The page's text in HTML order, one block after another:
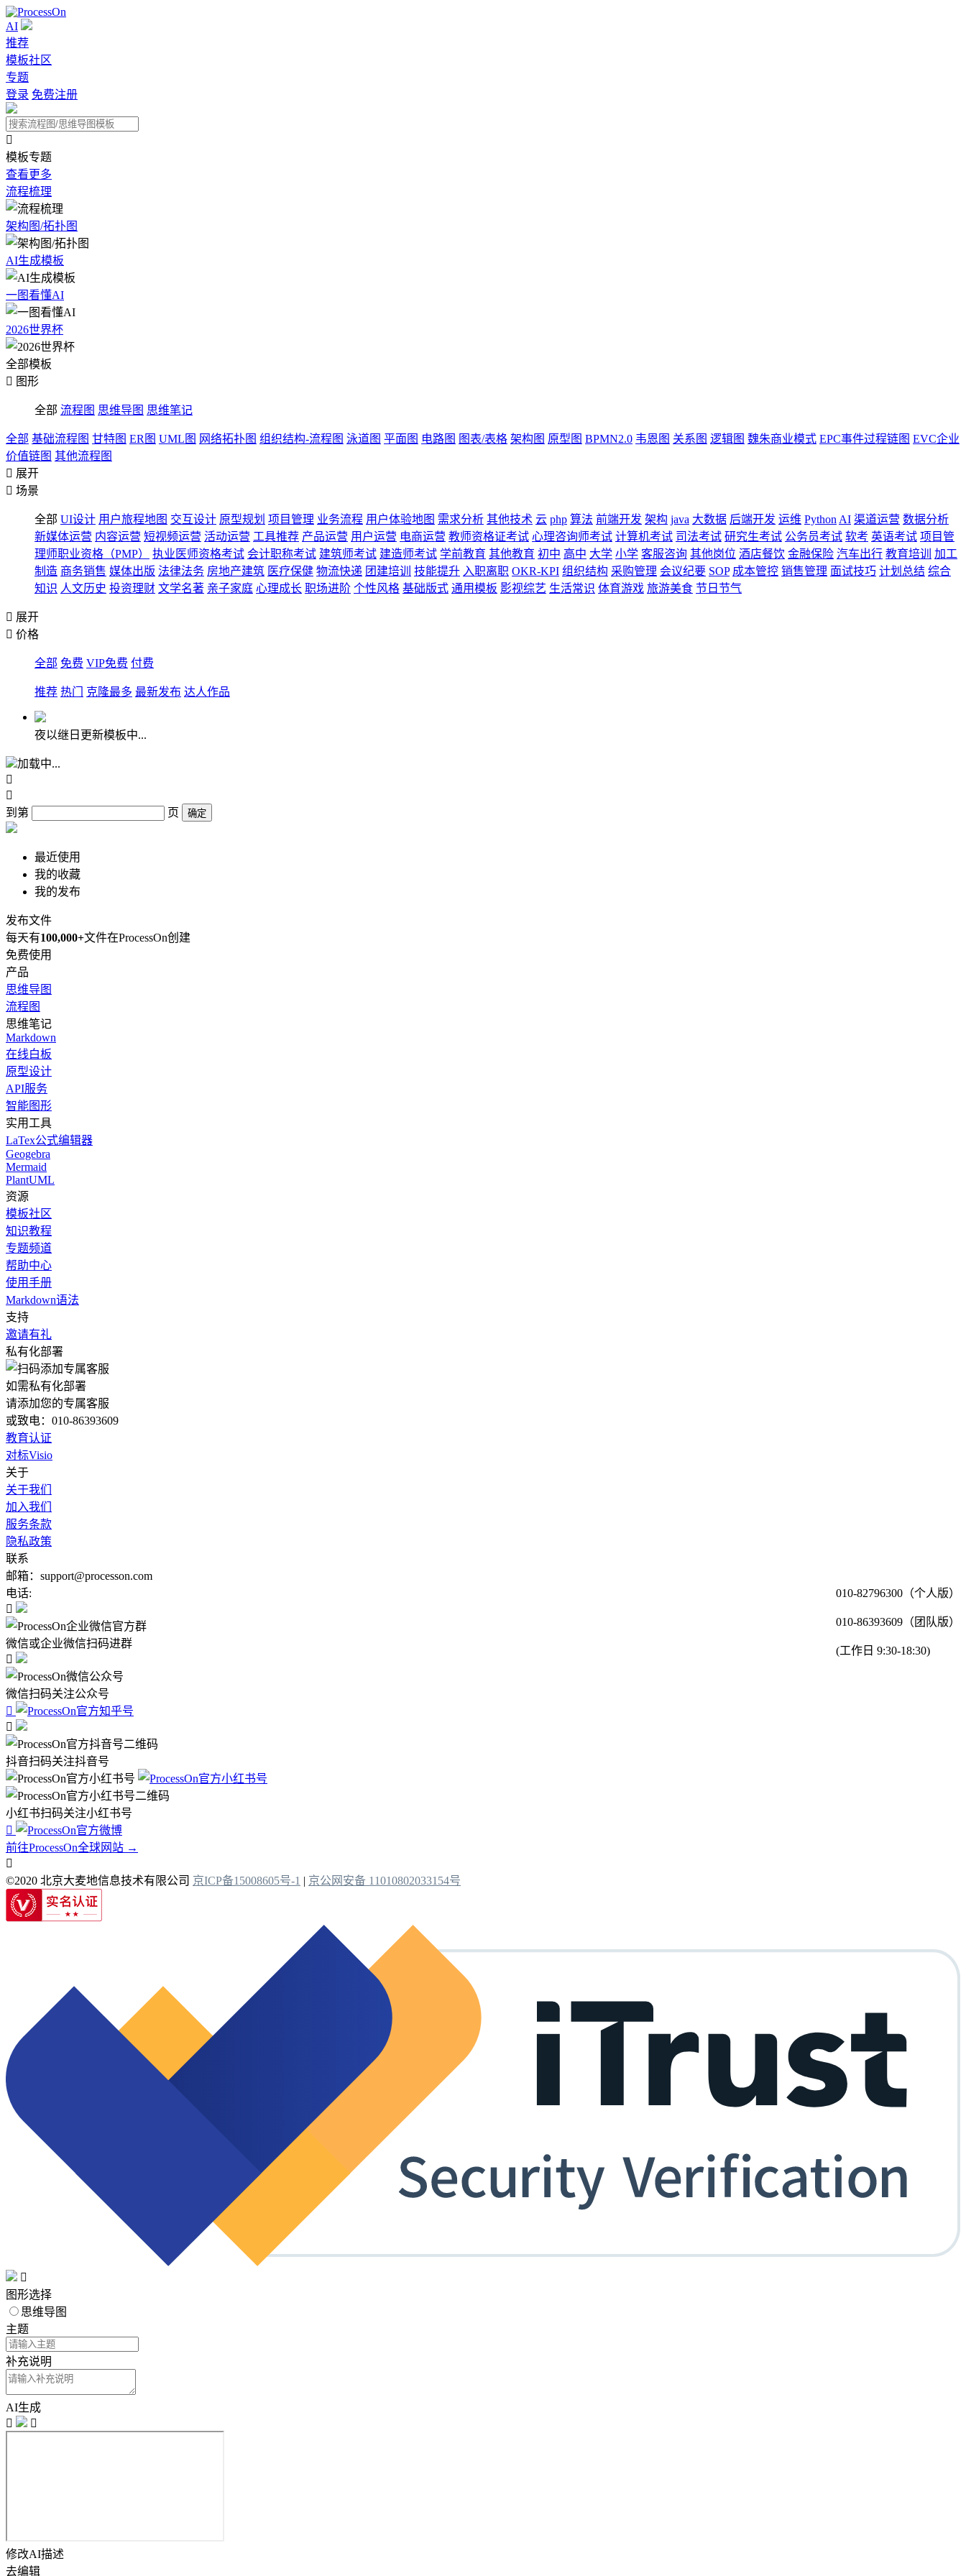
AI
推荐
模板社区
专题
登录 免费注册

模板专题
查看更多
流程梳理
架构图/拓扑图
AI生成模板
一图看懂AI
2026世界杯
全部模板
 图形
全部 流程图 思维导图 思维笔记
全部 基础流程图 甘特图 ER图 UML图 网络拓扑图 组织结构-流程图 泳道图 平面图 电路图 图表/表格 架构图 原型图 BPMN2.0 韦恩图 关系图 逻辑图 魏朱商业模式 EPC事件过程链图 EVC企业
价值链图 其他流程图
 展开
 场景
全部 UI设计 用户旅程地图 交互设计 原型规划 项目管理 业务流程 用户体验地图 需求分析 其他技术 云 php 算法 前端开发 架构 java 大数据 后端开发 运维 Python AI 渠道运营 数据分析
新媒体运营 内容运营 短视频运营 活动运营 工具推荐 产品运营 用户运营 电商运营 教师资格证考试 心理咨询师考试 计算机考试 司法考试 研究生考试 公务员考试 软考 英语考试 项目管
理师职业资格（PMP）
执业医师资格考试 会计职称考试 建筑师考试 建造师考试 学前教育 其他教育 初中 高中 大学 小学 客服咨询 其他岗位 酒店餐饮 金融保险 汽车出行 教育培训
加工
制造 商务销售 媒体出版 法律法务 房地产建筑 医疗保健 物流快递 团建培训 技能提升 入职离职 OKR-KPI 组织结构 采购管理 会议纪要 SOP 成本管控 销售管理 面试技巧 计划总结 综合
知识 人文历史 投资理财 文学名著 亲子家庭 心理成长 职场进阶 个性风格 基础版式 通用模板 影视综艺 生活常识 体育游戏 旅游美食 节日节气
 展开
 价格
全部 免费 VIP免费 付费
推荐 热门 克隆最多 最新发布 达人作品
夜以继日更新模板中...
加载中...


到第
页 确定
最近使用
我的收藏
我的发布
发布文件
每天有100,000+文件在ProcessOn创建
免费使用
产品
思维导图
流程图
思维笔记
Markdown
在线白板
原型设计
API服务
智能图形
实用工具
LaTex公式编辑器
Geogebra
Mermaid
PlantUML
资源
模板社区
知识教程
专题频道
帮助中心
使用手册
Markdown语法
支持
邀请有礼
私有化部署
如需私有化部署
请添加您的专属客服
或致电：010-86393609
教育认证
对标Visio
关于
关于我们
加入我们
服务条款
隐私政策
联系
邮箱：support@processon.com
电话:
010-82796300（个人版）
010-86393609（团队版）
(工作日 9:30-18:30)

微信或企业微信扫码进群

微信扫码关注公众号


抖音扫码关注抖音号
小红书扫码关注小红书号

前往ProcessOn全球网站 →

©2020 北京大麦地信息技术有限公司 京ICP备15008605号-1 | 京公网安备 11010802033154号

图形选择
思维导图
主题
补充说明
AI生成


修改AI描述
去编辑